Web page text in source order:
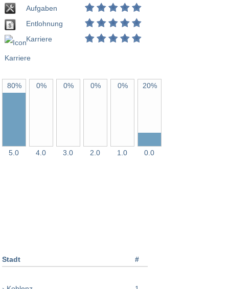
Aufgaben
Entlohnung
Karriere
80%
5.0
0%
4.0
0%
3.0
0%
2.0
0%
1.0
20%
0.0
Stadt #